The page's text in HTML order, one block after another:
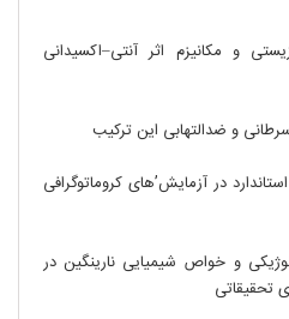
و مکانیزم اثر آنتی–اکسیدانی
و ضدالتهابی این ترکیب
در آزمایش’های کروماتوگرافی
و خواص شیمیایی نارینگین در
تحقیقاتی